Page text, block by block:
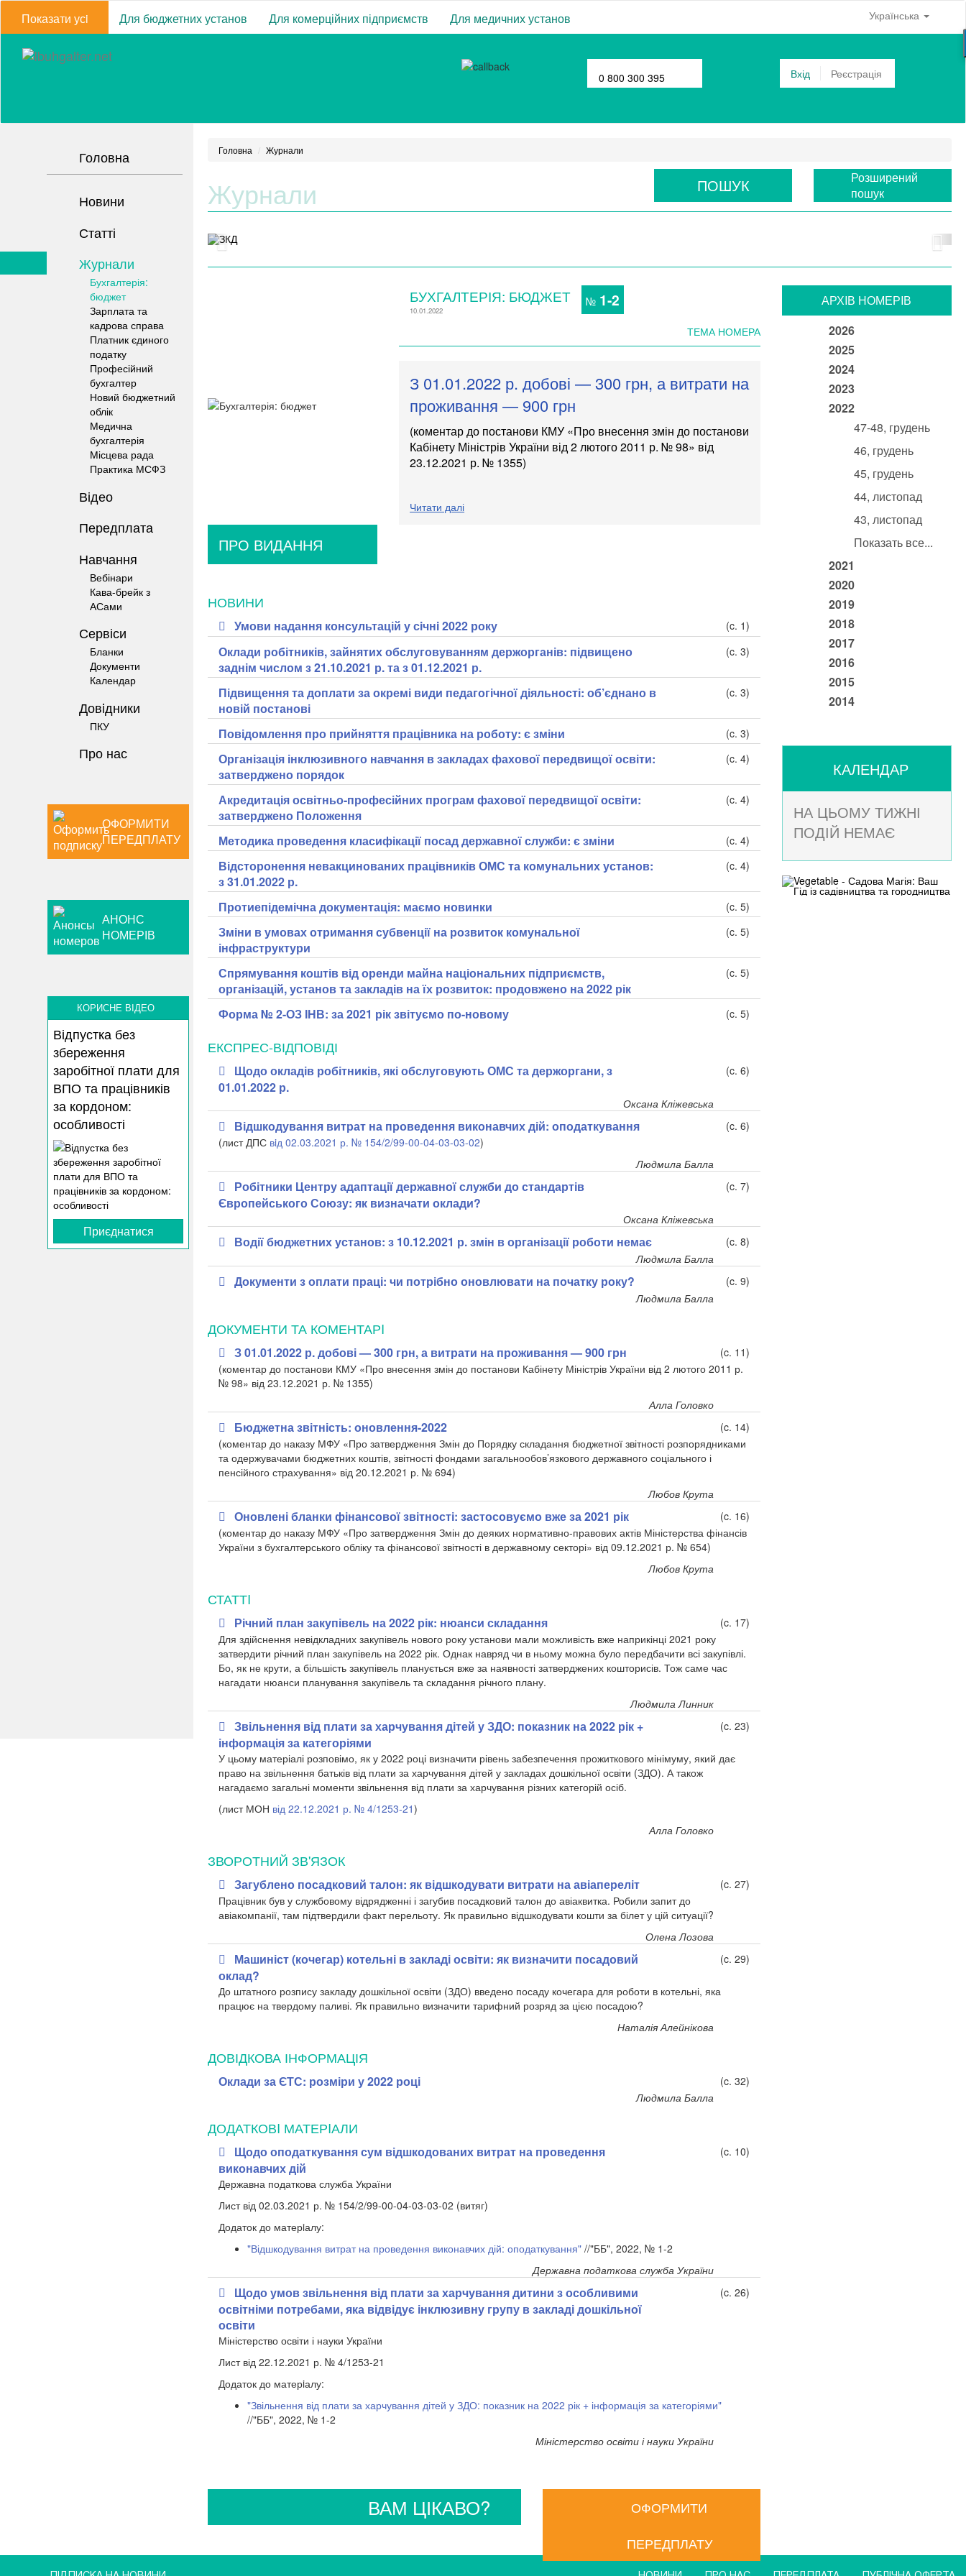
Показати усi Для бюджетних установ Для комерційних підприємств Для медичних установ Українська
0 800 300 395 Вхід Реєстрація
Головна
Новини
Статті
Журнали
Бухгалтерія:
бюджет
Зарплата та
кадрова справа
Платник єдиного
податку
Професійний
бухгалтер
Новий бюджетний
облік
Медична
бухгалтерія
Місцева рада
Практика МСФЗ
Відео
Передплата
Навчання
Вебінари
Кава-брейк з
АСами
Сервіси
Бланки
Документи
Календар
Довiдники
ПКУ
Про нас
ОФОРМИТИ
ПЕРЕДПЛАТУ
АНОНС
НОМЕРІВ
КОРИСНЕ ВІДЕО
Відпустка без
збереження
заробітної плати для
ВПО та працівників
за кордоном:
особливості
Приєднатися
Головна Журнали
Журнали ПОШУК
Розширений
пошук
БУХГАЛТЕРІЯ: БЮДЖЕТ
10.01.2022
№ 1-2
ТЕМА НОМЕРА
З 01.01.2022 р. добові — 300 грн, а витрати на
проживання — 900 грн
(коментар до постанови КМУ «Про внесення змін до постанови
Кабінету Міністрів України від 2 лютого 2011 р. № 98» від
23.12.2021 р. № 1355)
Читати далі
ПРО ВИДАННЯ
НОВИНИ
Умови надання консультацій у сiчнi 2022 року (c. 1)
Оклади робітників, зайнятих обслуговуванням держорганів: підвищено
заднім числом з 21.10.2021 р. та з 01.12.2021 р.
(c. 3)
Підвищення та доплати за окремі види педагогічної діяльності: об’єднано в
новій постанові
(c. 3)
Повідомлення про прийняття працівника на роботу: є зміни (c. 3)
Організація інклюзивного навчання в закладах фахової передвищої освіти:
затверджено порядок
(c. 4)
Акредитація освітньо-професійних програм фахової передвищої освіти:
затверджено Положення
(c. 4)
Методика проведення класифікації посад державної служби: є зміни (c. 4)
Відсторонення невакцинованих працівників ОМС та комунальних установ:
з 31.01.2022 р.
(c. 4)
Протиепідемічна документація: маємо новинки (c. 5)
Зміни в умовах отримання субвенції на розвиток комунальної
інфраструктури
(c. 5)
Спрямування коштів від оренди майна національних підприємств,
організацій, установ та закладів на їх розвиток: продовжено на 2022 рік
(c. 5)
Форма № 2-ОЗ ІНВ: за 2021 рік звітуємо по-новому (c. 5)
ЕКСПРЕС-ВІДПОВІДІ
Щодо окладів робітників, які обслуговують ОМС та держоргани, з
01.01.2022 р.
(c. 6)
Оксана Кліжевська
Відшкодування витрат на проведення виконавчих дій: оподаткування
(c. 6)
(лист ДПС вiд 02.03.2021 р. № 154/2/99-00-04-03-03-02)
Людмила Балла
Робітники Центру адаптації державної служби до стандартів
Європейського Союзу: як визначати оклади?
(c. 7)
Оксана Кліжевська
Водії бюджетних установ: з 10.12.2021 р. змін в організації роботи немає
(c. 8)
Людмила Балла
Документи з оплати праці: чи потрібно оновлювати на початку року?
(c. 9)
Людмила Балла
ДОКУМЕНТИ ТА КОМЕНТАРI
З 01.01.2022 р. добові — 300 грн, а витрати на проживання — 900 грн
(c. 11)
(коментар до постанови КМУ «Про внесення змін до постанови Кабінету Міністрів України від 2 лютого 2011 р.
№ 98» від 23.12.2021 р. № 1355)
Алла Головко
Бюджетна звітність: оновлення-2022
(c. 14)
(коментар до наказу МФУ «Про затвердження Змін до Порядку складання бюджетної звітності розпорядниками
та одержувачами бюджетних коштів, звітності фондами загальнообов’язкового державного соціального і
пенсійного страхування» від 20.12.2021 р. № 694)
Любов Крута
Оновлені бланки фінансової звітності: застосовуємо вже за 2021 рік
(c. 16)
(коментар до наказу МФУ «Про затвердження Змін до деяких нормативно-правових актів Міністерства фінансів
України з бухгалтерського обліку та фінансової звітності в державному секторі» від 09.12.2021 р. № 654)
Любов Крута
СТАТТI
Річний план закупівель на 2022 рік: нюанси складання
(c. 17)
Для здійснення невідкладних закупівель нового року установи мали можливість вже наприкінці 2021 року
затвердити річний план закупівель на 2022 рік. Однак навряд чи в ньому можна було передбачити всі закупівлі.
Бо, як не крути, а більшість закупівель планується вже за наявності затверджених кошторисів. Тож саме час
нагадати нюанси планування закупівель та складання річного плану.
Людмила Линник
Звільнення від плати за харчування дітей у ЗДО: показник на 2022 рік +
інформація за категоріями
(c. 23)
У цьому матеріалі розповімо, як у 2022 році визначити рівень забезпечення прожиткового мінімуму, який дає
право на звільнення батьків від плати за харчування дітей у закладах дошкільної освіти (ЗДО). А також
нагадаємо загальні моменти звільнення від плати за харчування різних категорій осіб.
(лист МОН від 22.12.2021 р. № 4/1253-21)
Алла Головко
ЗВОРОТНИЙ ЗВ'ЯЗОК
Загублено посадковий талон: як відшкодувати витрати на авіапереліт
(c. 27)
Працівник був у службовому відрядженні і загубив посадковий талон до авіаквитка. Робили запит до
авіакомпанії, там підтвердили факт перельоту. Як правильно відшкодувати кошти за білет у цій ситуації?
Олена Лозова
Машиніст (кочегар) котельні в закладі освіти: як визначити посадовий
оклад?
(c. 29)
До штатного розпису закладу дошкільної освіти (ЗДО) введено посаду кочегара для роботи в котельні, яка
працює на твердому паливі. Як правильно визначити тарифний розряд за цією посадою?
Наталія Алейнікова
ДОВІДКОВА ІНФОРМАЦІЯ
Оклади за ЄТС: розміри у 2022 році
(c. 32)
Людмила Балла
ДОДАТКОВI МАТЕРIАЛИ
Щодо оподаткування сум відшкодованих витрат на проведення
виконавчих дій
(c. 10)
Державна податкова служба України
Лист від 02.03.2021 р. № 154/2/99-00-04-03-03-02 (витяг)
Додаток до матерiалу:
"Відшкодування витрат на проведення виконавчих дій: оподаткування"//"ББ", 2022, № 1-2
Державна податкова служба України
Щодо умов звільнення від плати за харчування дитини з особливими
освітніми потребами, яка відвідує інклюзивну групу в закладі дошкільної
освіти
(c. 26)
Міністерство освіти і науки України
Лист від 22.12.2021 р. № 4/1253-21
Додаток до матерiалу:
"Звільнення від плати за харчування дітей у ЗДО: показник на 2022 рік + інформація за категоріями"
//"ББ", 2022, № 1-2
Міністерство освіти і науки України
ВАМ ЦІКАВО?
ОФОРМИТИ
ПЕРЕДПЛАТУ
АРХIВ НОМЕРIВ
2026
2025
2024
2023
2022
47-48, грудень
46, грудень
45, грудень
44, листопад
43, листопад
Показать все...
2021
2020
2019
2018
2017
2016
2015
2014
КАЛЕНДАР
НА ЦЬОМУ ТИЖНІ
ПОДІЙ НЕМАЄ